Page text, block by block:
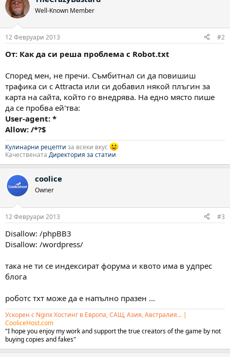
Well-Known Member
12 Февруари 2013 #2
От: Как да си реша проблема с Robot.txt
Според мен, не пречи. Съмбитнал си да повишиш
трафика си с Attracta или си добавил някой плъгин за
карта на сайта, който го внедрява. На едно място пише
да се пробва ей'тва:
User-agent: *
Allow: /*?$
Кулинарни рецепти за всеки вкус
Качествената Директория за статии
coolice
Owner
12 Февруари 2013 #3
Disallow: /phpBB3
Disallow: /wordpress/
така не ти се индексират форума и квото има в удпрес
блога
роботс тхт може да е напълно празен ...
Ускорен с Nginx Хостинг в Европа, САЩ, Азия, Австралия... |
CooliceHost.com
"I hope you enjoy my work and support the true creators of the game by not
buying copies and fakes"